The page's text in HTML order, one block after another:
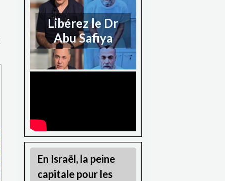
Libérez le Dr
Abu Safiya
En Israël, la peine
capitale pour les